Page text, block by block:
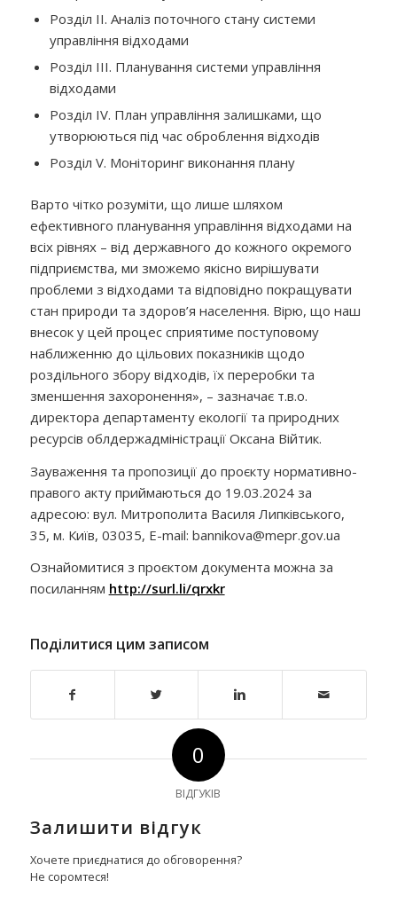
Розділ II. Аналіз поточного стану системи
управління відходами
Розділ III. Планування системи управління
відходами
Розділ IV. План управління залишками, що
утворюються під час оброблення відходів
Розділ V. Моніторинг виконання плану
Варто чітко розуміти, що лише шляхом
ефективного планування управління відходами на
всіх рівнях – від державного до кожного окремого
підприємства, ми зможемо якісно вирішувати
проблеми з відходами та відповідно покращувати
стан природи та здоров’я населення. Вірю, що наш
внесок у цей процес сприятиме поступовому
наближенню до цільових показників щодо
роздільного збору відходів, їх переробки та
зменшення захоронення», – зазначає т.в.о.
директора департаменту екології та природних
ресурсів облдержадміністрації Оксана Війтик.
Зауваження та пропозиції до проєкту нормативно-
правого акту приймаються до 19.03.2024 за
адресою: вул. Митрополита Василя Липківського,
35, м. Київ, 03035, E-mail: bannikova@mepr.gov.ua
Ознайомитися з проєктом документа можна за
посиланням http://surl.li/qrxkr
Поділитися цим записом
0
ВІДГУКІВ
Залишити відгук
Хочете приєднатися до обговорення?
Не соромтеся!